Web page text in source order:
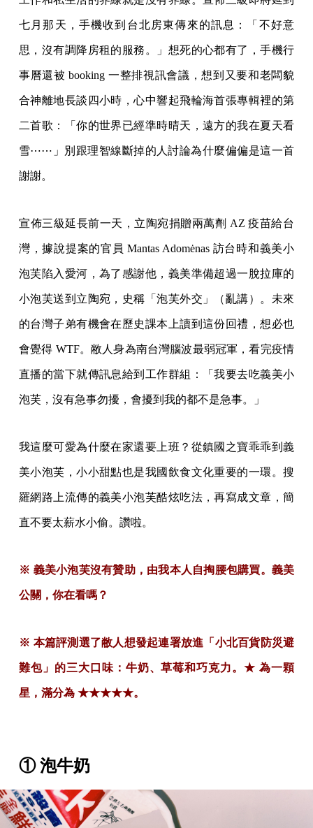
七月那天，手機收到台北房東傳來的訊息：「不好意
思，沒有調降房租的服務。」想死的心都有了，手機行
事曆還被 booking 一整排視訊會議，想到又要和老闆貌
合神離地長談四小時，心中響起飛輪海首張專輯裡的第
二首歌：「你的世界已經準時晴天，遠方的我在夏天看
雪⋯⋯」別跟理智線斷掉的人討論為什麼偏偏是這一首
謝謝。
宣佈三級延長前一天，立陶宛捐贈兩萬劑 AZ 疫苗給台
灣，據說提案的官員 Mantas Adomėnas 訪台時和義美小
泡芙陷入愛河，為了感謝他，義美準備超過一脫拉庫的
小泡芙送到立陶宛，史稱「泡芙外交」（亂講）。未來
的台灣子弟有機會在歷史課本上讀到這份回禮，想必也
會覺得 WTF。敝人身為南台灣腦波最弱冠軍，看完疫情
直播的當下就傳訊息給到工作群組：「我要去吃義美小
泡芙，沒有急事勿擾，會擾到我的都不是急事。」
我這麼可愛為什麼在家還要上班？從鎮國之寶乖乖到義
美小泡芙，小小甜點也是我國飲食文化重要的一環。搜
羅網路上流傳的義美小泡芙酷炫吃法，再寫成文章，簡
直不要太薪水小偷。讚啦。
※ 義美小泡芙沒有贊助，由我本人自掏腰包購買。義美
公關，你在看嗎？
※ 本篇評測選了敝人想發起連署放進「小北百貨防災避
難包」的三大口味：牛奶、草莓和巧克力。★ 為一顆
星，滿分為 ★★★★★。
① 泡牛奶